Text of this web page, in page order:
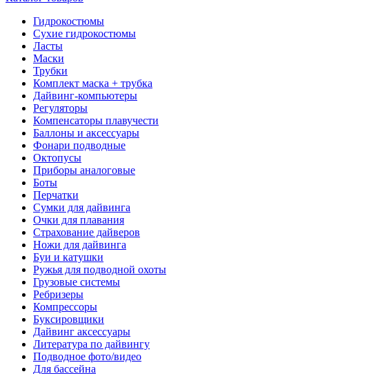
Гидрокостюмы
Сухие гидрокостюмы
Ласты
Маски
Трубки
Комплект маска + трубка
Дайвинг-компьютеры
Регуляторы
Компенсаторы плавучести
Баллоны и аксессуары
Фонари подводные
Октопусы
Приборы аналоговые
Боты
Перчатки
Сумки для дайвинга
Очки для плавания
Страхование дайверов
Ножи для дайвинга
Буи и катушки
Ружья для подводной охоты
Грузовые системы
Ребризеры
Компрессоры
Буксировщики
Дайвинг аксессуары
Литература по дайвингу
Подводное фото/видео
Для бассейна